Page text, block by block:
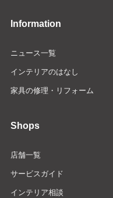
Information
ニュース一覧
インテリアのはなし
家具の修理・リフォーム
Shops
店舗一覧
サービスガイド
インテリア相談